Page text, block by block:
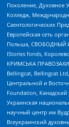
Поколение, Духовное
Колледж,
Саентологических
Европейская сеть
Польша, СВОБОДНЫЙ
IStories fonds,
КРИМСЬКА
Bellingcat, Bellingcat
Центральной и
Foundation, Канадский
Украинская
научный центр им
Всеукраинский